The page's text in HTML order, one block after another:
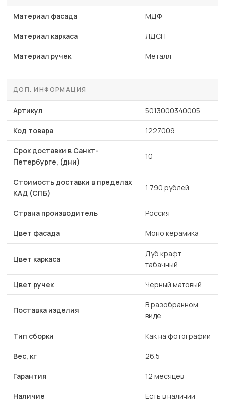
Материал фасада МДФ
Материал каркаса ЛДСП
Материал ручек Металл
ДОП. ИНФОРМАЦИЯ
Артикул 5013000340005
Код товара 1227009
Срок доставки в Санкт-
Петербурге, (дни)
10
Стоимость доставки в пределах
КАД (СПБ)
1 790 рублей
Страна производитель Россия
Цвет фасада Моно керамика
Цвет каркаса
Дуб крафт
табачный
Цвет ручек Черный матовый
Поставка изделия
В разобранном
виде
Тип сборки Как на фотографии
Вес, кг 26.5
Гарантия 12 месяцев
Наличие Есть в наличии